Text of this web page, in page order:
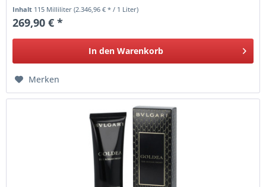
Inhalt 115 Milliliter(2.346,96 € * / 1 Liter)
269,90 € *
In den Warenkorb
Merken